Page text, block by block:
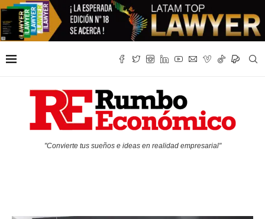
"Convierte tus sueños e ideas en realidad empresarial"